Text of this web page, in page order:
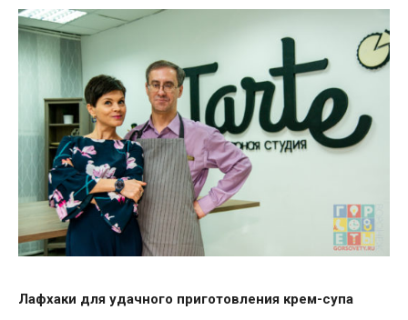
Лафхаки для удачного приготовления крем-супа